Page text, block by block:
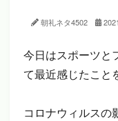
朝礼ネタ4502
今日はスポーツと
て最近感じたこと
コロナウィルスの